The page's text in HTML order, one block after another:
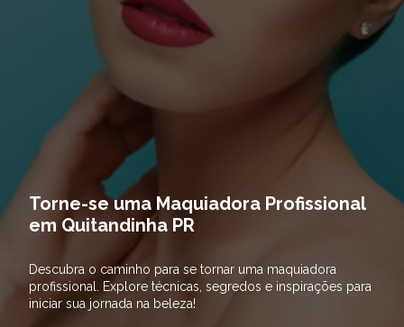
Torne-se uma Maquiadora Profissional
em Quitandinha PR
Descubra o caminho para se tornar uma maquiadora
profissional. Explore técnicas, segredos e inspirações para
iniciar sua jornada na beleza!